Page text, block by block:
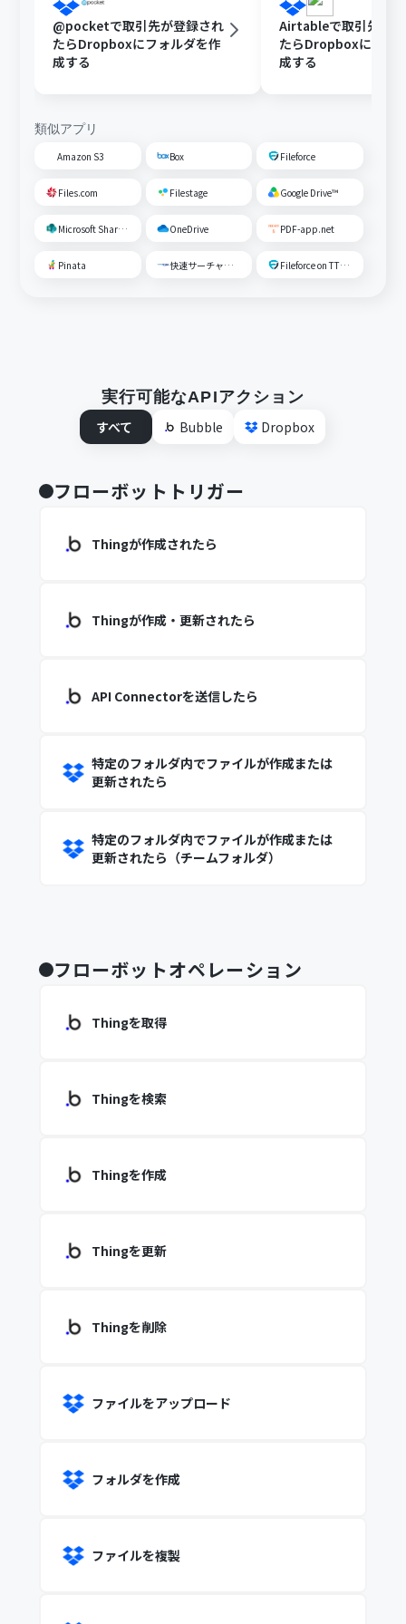
@pocketで取引先が登録され
たらDropboxにフォルダを作
成する
Airtableで取引先が
たらDropboxにフォ
成する
類似アプリ
Amazon S3 Box Fileforce
Files.com Filestage Google Drive™
Microsoft SharePoint OneDrive PDF-app.net
Pinata 快速サーチャーGX Fileforce on TTS Cloud
実行可能なAPIアクション
すべて
Bubble Dropbox
フローボットトリガー
Thingが作成されたら
Thingが作成・更新されたら
API Connectorを送信したら
特定のフォルダ内でファイルが作成または
更新されたら
特定のフォルダ内でファイルが作成または
更新されたら（チームフォルダ）
フローボットオペレーション
Thingを取得
Thingを検索
Thingを作成
Thingを更新
Thingを削除
ファイルをアップロード
フォルダを作成
ファイルを複製